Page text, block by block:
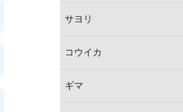
サヨリ
コウイカ
ギマ